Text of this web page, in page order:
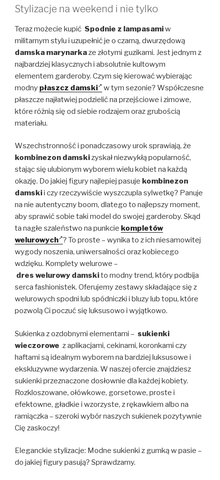
Stylizacje na weekend i nie tylko
Teraz możecie kupić Spodnie z lampasamiw
militarnym stylu i uzupełnić je o czarną, dwurzędową
damska marynarkaze złotymi guzikami. Jest jednym z
najbardziej klasycznych i absolutnie kultowym
elementem garderoby. Czym się kierować wybierając
modny płaszcz damski
w tym sezonie? Współczesne
płaszcze najłatwiej podzielić na przejściowe i zimowe,
które różnią się od siebie rodzajem oraz grubością
materiału.
Wszechstronność i ponadczasowy urok sprawiają, że
kombinezon damskizyskał niezwykłą popularność,
stając się ulubionym wyborem wielu kobiet na każdą
okazję. Do jakiej figury najlepiej pasuje kombinezon
damskii czy rzeczywiście wyszczupla sylwetkę? Panuje
na nie autentyczny boom, dlatego to najlepszy moment,
aby sprawić sobie taki model do swojej garderoby. Skąd
ta nagłe szaleństwo na punkcie kompletów
welurowych ? To proste – wynika to z ich niesamowitej
wygody noszenia, uniwersalności oraz kobiecego
wdzięku. Komplety welurowe –
dres welurowy damskito modny trend, który podbija
serca fashionistek. Oferujemy zestawy składające się z
welurowych spodni lub spódniczki i bluzy lub topu, które
pozwolą Ci poczuć się luksusowo i wyjątkowo.
Sukienka z ozdobnymi elementami – sukienki
wieczorowe z aplikacjami, cekinami, koronkami czy
haftami są idealnym wyborem na bardziej luksusowe i
ekskluzywne wydarzenia. W naszej ofercie znajdziesz
sukienki przeznaczone dosłownie dla każdej kobiety.
Rozkloszowane, ołówkowe, gorsetowe, proste i
efektowne, gładkie i wzorzyste, z rękawkiem albo na
ramiączka – szeroki wybór naszych sukienek pozytywnie
Cię zaskoczy!
Eleganckie stylizacje: Modne sukienki z gumką w pasie –
do jakiej figury pasują? Sprawdzamy.